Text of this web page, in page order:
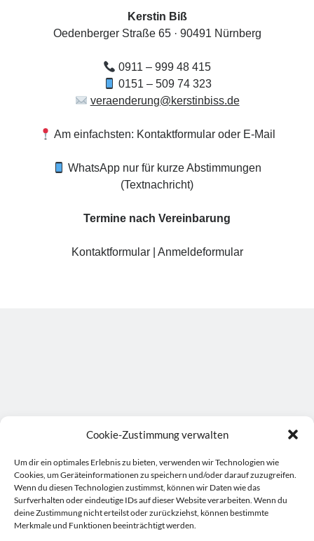
Cookie-Zustimmung verwalten
Um dir ein optimales Erlebnis zu bieten, verwenden wir Technologien wie
Cookies, um Geräteinformationen zu speichern und/oder darauf zuzugreifen.
Wenn du diesen Technologien zustimmst, können wir Daten wie das
Surfverhalten oder eindeutige IDs auf dieser Website verarbeiten. Wenn du
deine Zustimmung nicht erteilst oder zurückziehst, können bestimmte
Merkmale und Funktionen beeinträchtigt werden.
Kerstin Biß
Oedenberger Straße 65 · 90491 Nürnberg
0911 – 999 48 415
0151 – 509 74 323
veraenderung@kerstinbiss.de
Am einfachsten: Kontaktformular oder E-Mail
WhatsApp nur für kurze Abstimmungen
(Textnachricht)
Termine nach Vereinbarung
Kontaktformular| Anmeldeformular